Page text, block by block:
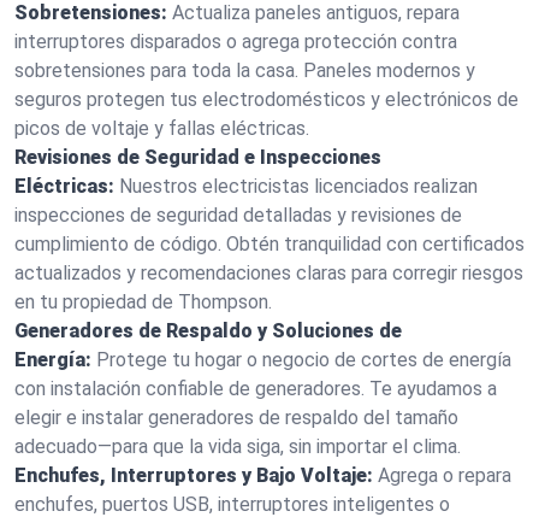
Sobretensiones: Actualiza paneles antiguos, repara
interruptores disparados o agrega protección contra
sobretensiones para toda la casa. Paneles modernos y
seguros protegen tus electrodomésticos y electrónicos de
picos de voltaje y fallas eléctricas.
Revisiones de Seguridad e Inspecciones
Eléctricas: Nuestros electricistas licenciados realizan
inspecciones de seguridad detalladas y revisiones de
cumplimiento de código. Obtén tranquilidad con certificados
actualizados y recomendaciones claras para corregir riesgos
en tu propiedad de Thompson.
Generadores de Respaldo y Soluciones de
Energía: Protege tu hogar o negocio de cortes de energía
con instalación confiable de generadores. Te ayudamos a
elegir e instalar generadores de respaldo del tamaño
adecuado—para que la vida siga, sin importar el clima.
Enchufes, Interruptores y Bajo Voltaje: Agrega o repara
enchufes, puertos USB, interruptores inteligentes o